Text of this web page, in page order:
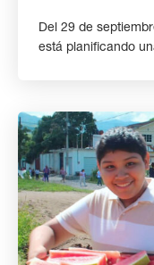
Del 29 de
está planificando